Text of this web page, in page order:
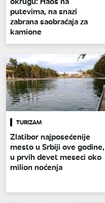
putevima, na snazi
zabrana saobraćaja za
kamione
TURIZAM
Zlatibor najposećenije
mesto u Srbiji ove godine,
u prvih devet meseci oko
milion noćenja